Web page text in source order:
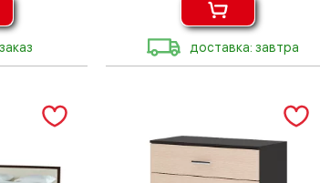
доставка: завтра